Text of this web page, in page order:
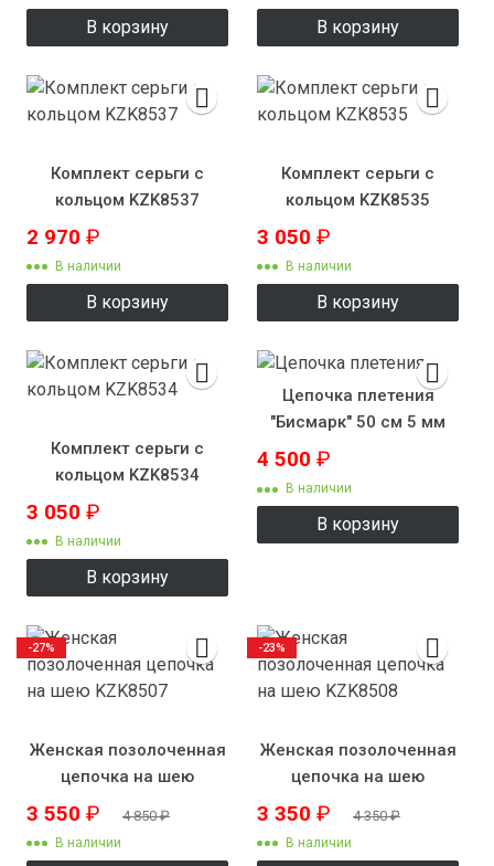
В корзину В корзину
Комплект серьги с
кольцом KZK8537
2 970 ₽
В наличии
В корзину
Комплект серьги с
кольцом KZK8535
3 050 ₽
В наличии
В корзину
Комплект серьги с
кольцом KZK8534
3 050 ₽
В наличии
В корзину
Цепочка плетения
"Бисмарк" 50 см 5 мм
4 500 ₽
В наличии
В корзину
Женская позолоченная
цепочка на шею
KZK8507
3 550 ₽ 4 850₽
В наличии
-27%
Женская позолоченная
цепочка на шею
KZK8508
3 350 ₽ 4 350₽
В наличии
-23%